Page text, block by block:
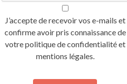
J’accepte de recevoir vos e-mails et
confirme avoir pris connaissance de
votre politique de confidentialité et
mentions légales.